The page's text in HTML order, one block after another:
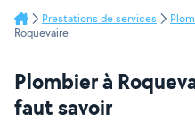
Prestations de services
Roquevaire
Plombier à
faut savoir